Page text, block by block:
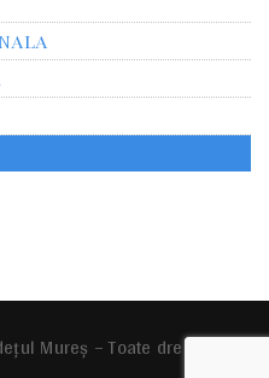
Mureș – Toate drepturile